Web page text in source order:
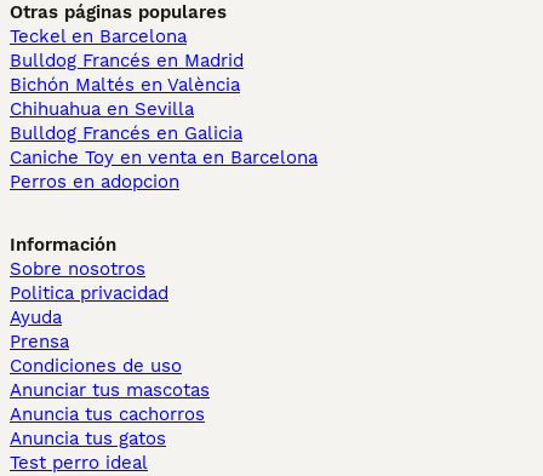
Otras páginas populares
Teckel en Barcelona
Bulldog Francés en Madrid
Bichón Maltés en València
Chihuahua en Sevilla
Bulldog Francés en Galicia
Caniche Toy en venta en Barcelona
Perros en adopcion
Información
Sobre nosotros
Politica privacidad
Ayuda
Prensa
Condiciones de uso
Anunciar tus mascotas
Anuncia tus cachorros
Anuncia tus gatos
Test perro ideal